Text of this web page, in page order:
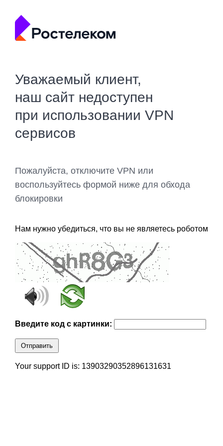
Уважаемый клиент,
наш сайт недоступен
при использовании VPN
сервисов
Пожалуйста, отключите VPN или
воспользуйтесь формой ниже для обхода
блокировки
Нам нужно убедиться, что вы не являетесь роботом
Введите код с картинки:
Отправить
Your support ID is: 13903290352896131631